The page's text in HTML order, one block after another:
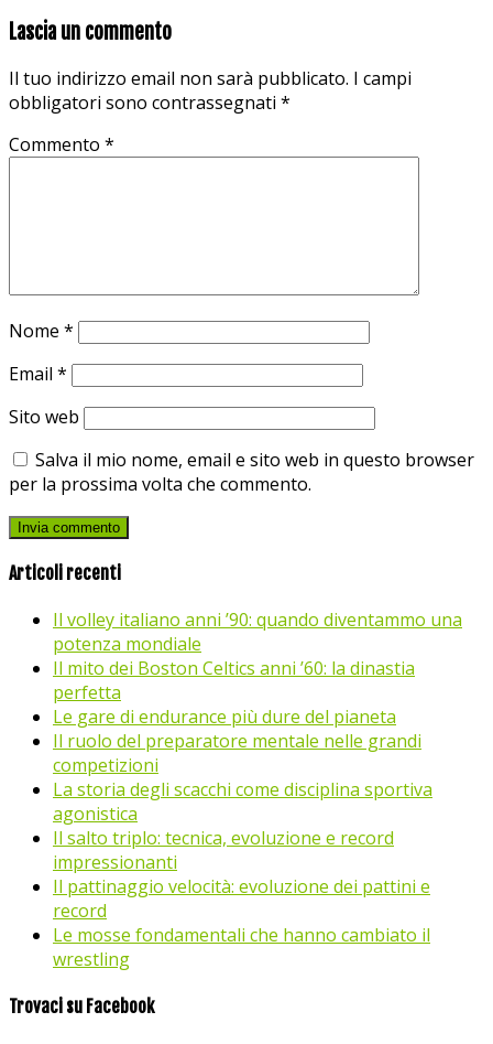
Lascia un commento
Il tuo indirizzo email non sarà pubblicato. I campi
obbligatori sono contrassegnati *
Commento *
Nome *
Email *
Sito web
Salva il mio nome, email e sito web in questo browser
per la prossima volta che commento.
Articoli recenti
Il volley italiano anni ’90: quando diventammo una
potenza mondiale
Il mito dei Boston Celtics anni ’60: la dinastia
perfetta
Le gare di endurance più dure del pianeta
Il ruolo del preparatore mentale nelle grandi
competizioni
La storia degli scacchi come disciplina sportiva
agonistica
Il salto triplo: tecnica, evoluzione e record
impressionanti
Il pattinaggio velocità: evoluzione dei pattini e
record
Le mosse fondamentali che hanno cambiato il
wrestling
Trovaci su Facebook